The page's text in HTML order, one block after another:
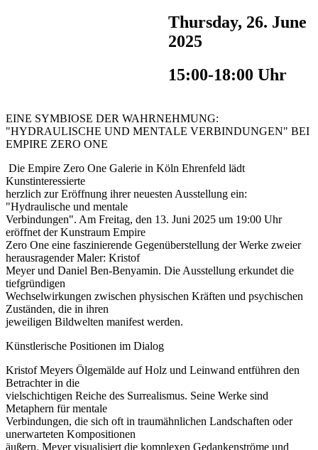
Thursday, 26. June
2025
15:00-18:00 Uhr
EINE SYMBIOSE DER WAHRNEHMUNG:
"HYDRAULISCHE UND MENTALE VERBINDUNGEN" BEI
EMPIRE ZERO ONE
Die Empire Zero One Galerie in Köln Ehrenfeld lädt
Kunstinteressierte
herzlich zur Eröffnung ihrer neuesten Ausstellung ein:
"Hydraulische und mentale
Verbindungen". Am Freitag, den 13. Juni 2025 um 19:00 Uhr
eröffnet der Kunstraum Empire
Zero One eine faszinierende Gegenüberstellung der Werke zweier
herausragender Maler: Kristof
Meyer und Daniel Ben-Benyamin. Die Ausstellung erkundet die
tiefgründigen
Wechselwirkungen zwischen physischen Kräften und psychischen
Zuständen, die in ihren
jeweiligen Bildwelten manifest werden.
Künstlerische Positionen im Dialog
Kristof Meyers Ölgemälde auf Holz und Leinwand entführen den
Betrachter in die
vielschichtigen Reiche des Surrealismus. Seine Werke sind
Metaphern für mentale
Verbindungen, die sich oft in traumähnlichen Landschaften oder
unerwarteten Kompositionen
äußern. Meyer visualisiert die komplexen Gedankenströme und